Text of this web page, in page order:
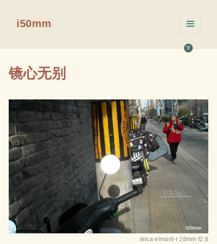
繁
i50mm
挂件
镜心无别
leica elmarit-r 28mm f2.8